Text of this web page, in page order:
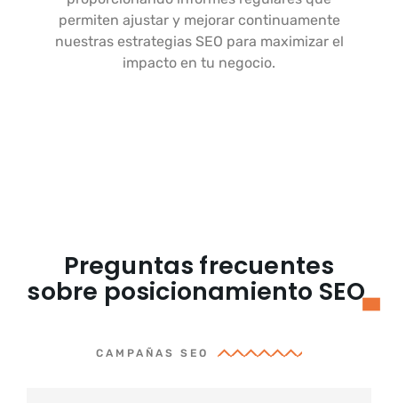
permiten ajustar y mejorar continuamente
nuestras estrategias SEO para maximizar el
impacto en tu negocio.
Preguntas frecuentes
sobre posicionamiento SEO
CAMPAÑAS SEO